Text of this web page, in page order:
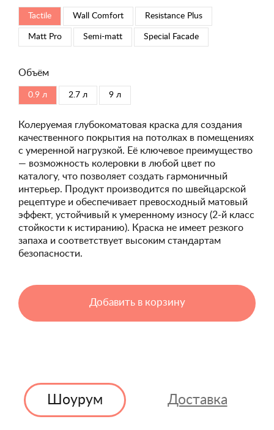
Tactile Wall Comfort Resistance Plus
Matt Pro Semi-matt Special Faсade
Объём
0.9 л 2.7 л 9 л
Колеруемая глубокоматовая краска для создания
качественного покрытия на потолках в помещениях
с умеренной нагрузкой. Её ключевое преимущество
— возможность колеровки в любой цвет по
каталогу, что позволяет создать гармоничный
интерьер. Продукт производится по швейцарской
рецептуре и обеспечивает превосходный матовый
эффект, устойчивый к умеренному износу (2-й класс
стойкости к истиранию). Краска не имеет резкого
запаха и соответствует высоким стандартам
безопасности.
Добавить в корзину
Шоурум Доставка